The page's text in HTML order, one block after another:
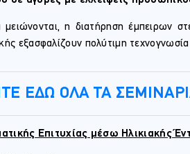
μειώνονται, η διατήρηση έμπειρων
εξασφαλίζουν πολύτιμη
ΕΔΩ ΟΛΑ ΤΑ
Επιτυχίας μέσω Ηλικιακής